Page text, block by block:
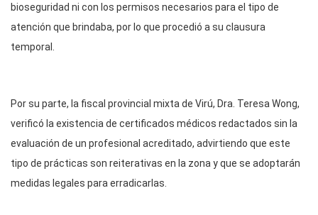
bioseguridad ni con los permisos necesarios para el tipo de
atención que brindaba, por lo que procedió a su clausura
temporal.
Por su parte, la fiscal provincial mixta de Virú, Dra. Teresa Wong,
verificó la existencia de certificados médicos redactados sin la
evaluación de un profesional acreditado, advirtiendo que este
tipo de prácticas son reiterativas en la zona y que se adoptarán
medidas legales para erradicarlas.